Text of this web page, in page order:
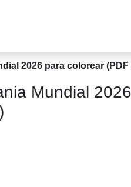
2026 para colorear
Mundial